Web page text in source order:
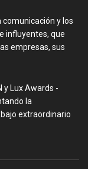
y los
influyentes, que
empresas, sus
y Lux Awards -
la
extraordinario